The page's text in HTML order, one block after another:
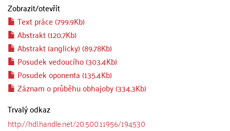
Zobrazit/otevřít
Text práce (799.9Kb)
Abstrakt (120.7Kb)
Abstrakt (anglicky) (89.78Kb)
Posudek vedoucího (303.4Kb)
Posudek oponenta (135.4Kb)
Záznam o průběhu obhajoby (334.3Kb)
Trvalý odkaz
http://hdl.handle.net/20.500.11956/194530